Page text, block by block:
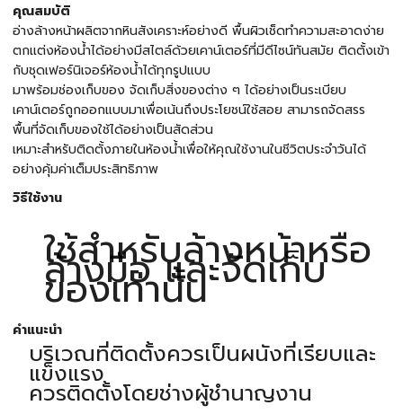
คุณสมบัติ
อ่างล้างหน้าผลิตจากหินสังเคราะห์อย่างดี พื้นผิวเช็ดทำความสะอาดง่าย
ตกแต่งห้องน้ำได้อย่างมีสไตล์ด้วยเคาน์เตอร์ที่มีดีไซน์ทันสมัย ติดตั้งเข้า
กับชุดเฟอร์นิเจอร์ห้องน้ำได้ทุกรูปแบบ
มาพร้อมช่องเก็บของ จัดเก็บสิ่งของต่าง ๆ ได้อย่างเป็นระเบียบ
เคาน์เตอร์ถูกออกแบบมาเพื่อเน้นถึงประโยชน์ใช้สอย สามารถจัดสรร
พื้นที่จัดเก็บของใช้ได้อย่างเป็นสัดส่วน
เหมาะสำหรับติดตั้งภายในห้องน้ำเพื่อให้คุณใช้งานในชีวิตประจำวันได้
อย่างคุ้มค่าเต็มประสิทธิภาพ
วิธีใช้งาน
ใช้สำหรับล้างหน้าหรือ
ล้างมือ และจัดเก็บ
ของเท่านั้น
คำแนะนำ
บริเวณที่ติดตั้งควรเป็นผนังที่เรียบและ
แข็งแรง
ควรติดตั้งโดยช่างผู้ชำนาญงาน